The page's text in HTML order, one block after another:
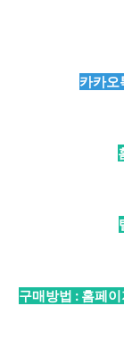
카카오
구매방법 : 홈페